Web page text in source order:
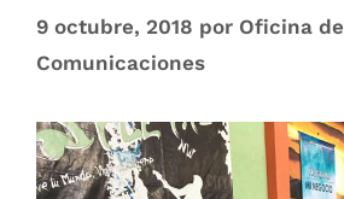
9 octubre, 2018 por Oficina de
Comunicaciones